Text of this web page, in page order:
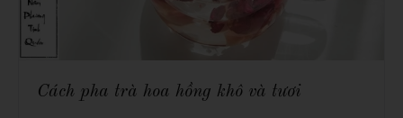
Cách pha trà hoa hồng khô và tươi